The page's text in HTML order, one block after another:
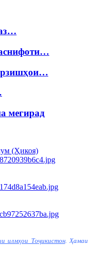
мегирад
(Ҳикоя)
илмҳои Тоҷикистон. Ҳамаи